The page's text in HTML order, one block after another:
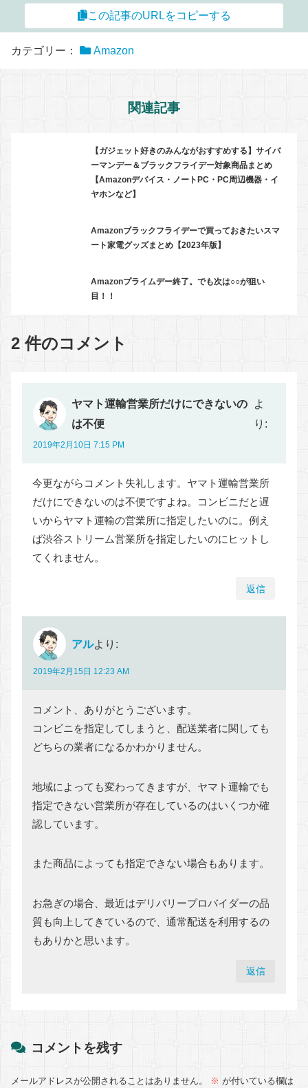
この記事のURLをコピーする
カテゴリー： Amazon
関連記事
【ガジェット好きのみんながおすすめする】サイバ
ーマンデー＆ブラックフライデー対象商品まとめ
【Amazonデバイス・ノートPC・PC周辺機器・イ
ヤホンなど】
Amazonブラックフライデーで買っておきたいスマ
ート家電グッズまとめ【2023年版】
Amazonプライムデー終了。でも次は○○が狙い
目！！
2 件のコメント
ヤマト運輸営業所だけにできないの
は不便
よ
り:
2019年2月10日 7:15 PM
今更ながらコメント失礼します。ヤマト運輸営業所
だけにできないのは不便ですよね。コンビニだと遅
いからヤマト運輸の営業所に指定したいのに。例え
ば渋谷ストリーム営業所を指定したいのにヒットし
てくれません。
返信
アルより:
2019年2月15日 12:23 AM
コメント、ありがとうございます。
コンビニを指定してしまうと、配送業者に関しても
どちらの業者になるかわかりません。
地域によっても変わってきますが、ヤマト運輸でも
指定できない営業所が存在しているのはいくつか確
認しています。
また商品によっても指定できない場合もあります。
お急ぎの場合、最近はデリバリープロバイダーの品
質も向上してきているので、通常配送を利用するの
もありかと思います。
返信
コメントを残す
メールアドレスが公開されることはありません。 ※ が付いている欄は